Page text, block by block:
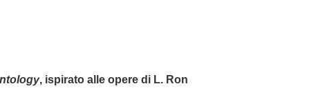
, ispirato alle opere di L. Ron